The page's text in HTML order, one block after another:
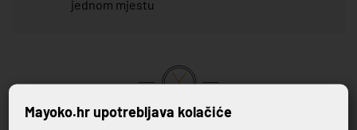
jednom mjestu
VRHUNSKA KVALITETA PROIZVODA
Mayoko.hr upotrebljava kolačiće